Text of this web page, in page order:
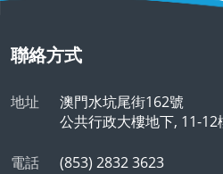
聯絡方式
地址
澳門水坑尾街162號
公共行政大樓地下, 11-12
電話 (853) 2832 3623